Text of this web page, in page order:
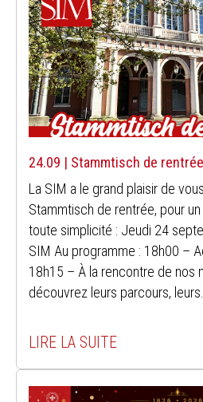
24.09 | Stammtisch de rentrée
La SIM a le grand plaisir de
Stammtisch de rentrée, pour
toute simplicité : Jeudi 24
SIM Au programme : 18h00 –
18h15 – À la rencontre de nos
découvrez leurs parcours, leurs...
LIRE LA SUITE